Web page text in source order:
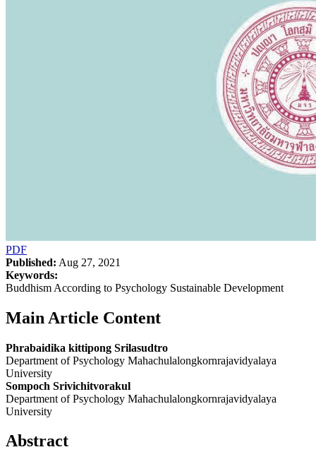
PDF
Published: Aug 27, 2021
Keywords:
Buddhism According to Psychology Sustainable Development
Main Article Content
Phrabaidika kittipong Srilasudtro
Department of Psychology Mahachulalongkornrajavidyalaya
University
Sompoch Srivichitvorakul
Department of Psychology Mahachulalongkornrajavidyalaya
University
Abstract